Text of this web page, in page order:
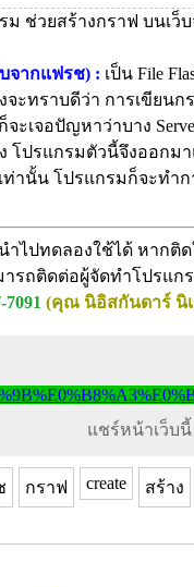
จากแฟรช) : เป็น File
งจะทราบดีว่า การเขีย
ะเจอปัญหาว่าบาง
โปรแกรมตัวนี้จึงออก
านั้น โปรแกรมก็จะทำก
ไปทดลองใช้ได้ หากติ
รถติดต่อผู้จัดทำโปรแก
(คุณ นิอิสกันดาร์ นิ
แชร์หน้าเว็บนี้
กราฟ create สร้าง